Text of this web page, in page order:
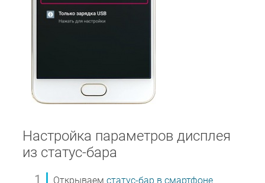
Настройка параметров дисплея
из статус-бара
Открываем статус-бар в смартфоне